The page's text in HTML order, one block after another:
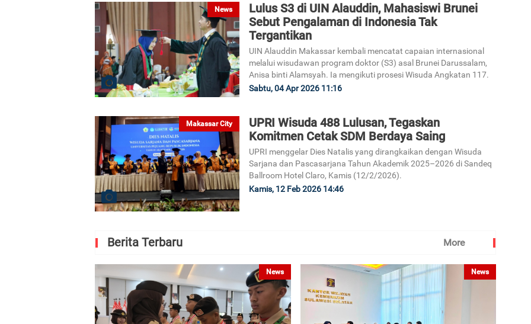
News
Lulus S3 di UIN Alauddin, Mahasiswi Brunei
Sebut Pengalaman di Indonesia Tak
Tergantikan
UIN Alauddin Makassar kembali mencatat capaian internasional
melalui wisudawan program doktor (S3) asal Brunei Darussalam,
Anisa binti Alamsyah. Ia mengikuti prosesi Wisuda Angkatan 117.
Sabtu, 04 Apr 2026 11:16
Makassar City
UPRI Wisuda 488 Lulusan, Tegaskan
Komitmen Cetak SDM Berdaya Saing
UPRI menggelar Dies Natalis yang dirangkaikan dengan Wisuda
Sarjana dan Pascasarjana Tahun Akademik 2025–2026 di Sandeq
Ballroom Hotel Claro, Kamis (12/2/2026).
Kamis, 12 Feb 2026 14:46
Berita Terbaru More
News News